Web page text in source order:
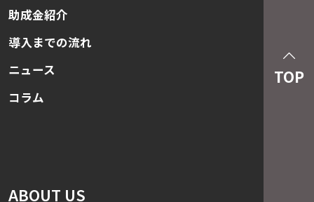
TOP
助成金紹介
導入までの流れ
ニュース
コラム
ABOUT US